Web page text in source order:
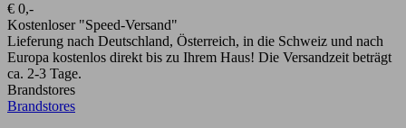
€ 0,-
Kostenloser "Speed-Versand"
Lieferung nach Deutschland, Österreich, in die Schweiz und nach
Europa kostenlos direkt bis zu Ihrem Haus! Die Versandzeit beträgt
ca. 2-3 Tage.
Brandstores
Brandstores